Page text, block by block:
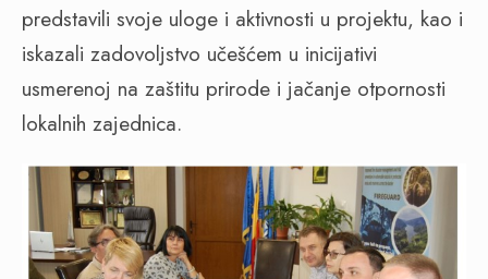
predstavili svoje uloge i aktivnosti u projektu, kao i
iskazali zadovoljstvo učešćem u inicijativi
usmerenoj na zaštitu prirode i jačanje otpornosti
lokalnih zajednica.